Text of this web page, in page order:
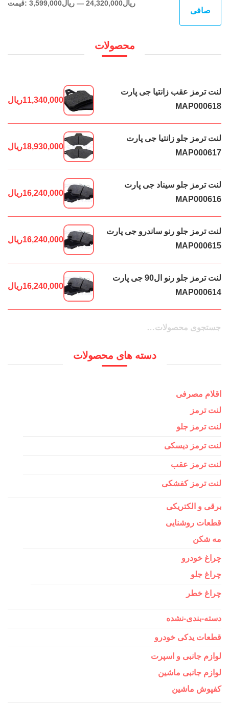
صافی
قيمت: 3,599,000ریال — 24,320,000ریال
محصولات
لنت ترمز عقب زانتیا جی پارت
MAP000618
11,340,000ریال
لنت ترمز جلو زانتیا جی پارت
MAP000617
18,930,000ریال
لنت ترمز جلو سیناد جی پارت
MAP000616
16,240,000ریال
لنت ترمز جلو رنو ساندرو جی پارت
MAP000615
16,240,000ریال
لنت ترمز جلو رنو ال90 جی پارت
MAP000614
16,240,000ریال
جستجو
جستجو
دسته های محصولات
اقلام مصرفی
لنت ترمز
لنت ترمز جلو
لنت ترمز دیسکی
لنت ترمز عقب
لنت ترمز کفشکی
برقی و الکتریکی
قطعات روشنایی
مه شکن
چراغ خودرو
چراغ جلو
چراغ خطر
دسته-بندی-نشده
قطعات یدکی خودرو
لوازم جانبی و اسپرت
لوازم جانبی ماشین
کفپوش ماشین